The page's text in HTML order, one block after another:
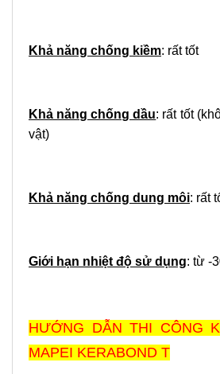
Khả năng chống kiềm: rất tốt
Khả năng chống dầu: rất tốt
vật)
Khả năng chống dung môi: rất
Giới hạn nhiệt độ sử dụng: từ -
HƯỚNG DẪN THI CÔNG
MAPEI KERABOND T